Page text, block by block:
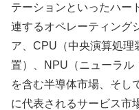
テーションといったハー
連するオペレーティング
ア、CPU（中央演算処理
置）、NPU（ニューラル
を含む半導体市場、そし
に代表されるサービス市